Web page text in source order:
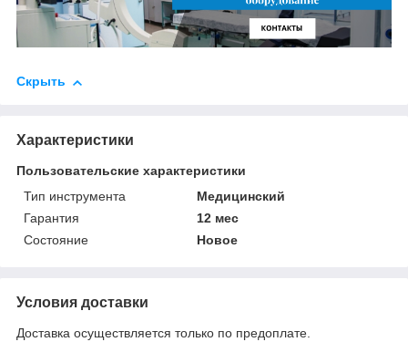
Скрыть
Характеристики
Пользовательские характеристики
Тип инструмента
Медицинский
Гарантия
12 мес
Состояние
Новое
Условия доставки
Доставка осуществляется только по предоплате.